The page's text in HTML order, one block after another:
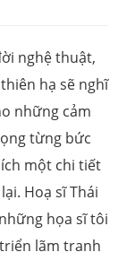
nghệ thuật,
hạ sẽ nghĩ
những cảm
từng bức
một chi tiết
Hoạ sĩ Thái
họa sĩ tôi
lãm tranh